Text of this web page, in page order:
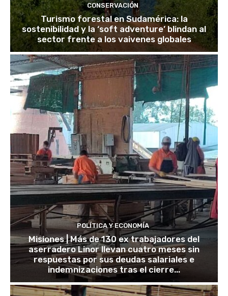
CONSERVACIÓN
Turismo forestal en Sudamérica: la
sostenibilidad y la ‘soft adventure’ blindan al
sector frente a los vaivenes globales
POLÍTICA Y ECONOMÍA
Misiones | Más de 130 ex trabajadores del
aserradero Linor llevan cuatro meses sin
respuestas por sus deudas salariales e
indemnizaciones tras el cierre...